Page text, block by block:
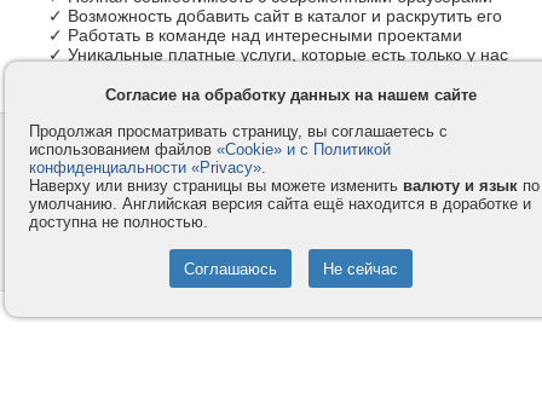
✓ Возможность добавить сайт в каталог и раскрутить его
✓ Работать в команде над интересными проектами
✓ Уникальные платные услуги, которые есть только у нас
Контакты
Компания
Privacy и Cookie
Услуги
Как оплатить
Помощь
© 2008-2026
- Все права защищены.
Согласие на обработку данных на нашем сайте
Продолжая просматривать страницу, вы соглашаетесь с
использованием файлов «Cookie» и с Политикой
конфиденциальности «Privacy».
Наверху или внизу страницы вы можете изменить валюту и язык по
умолчанию. Английская версия сайта ещё находится в доработке и
доступна не полностью.